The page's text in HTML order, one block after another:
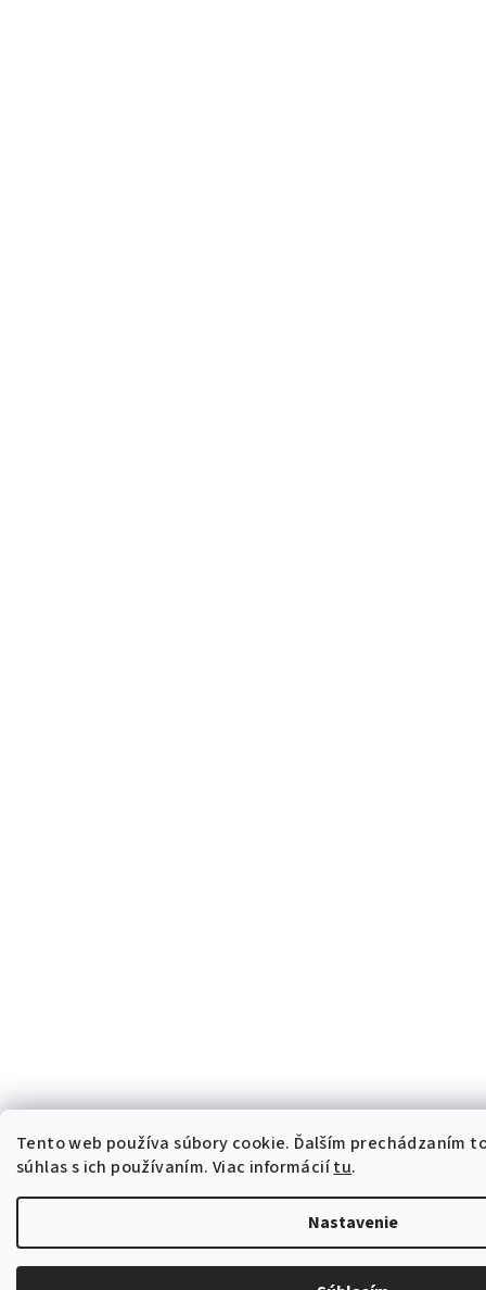
Tento web používa súbory cookie. Ďalším prechádzaním
súhlas s ich používaním. Viac informáciítu.
Nastavenie